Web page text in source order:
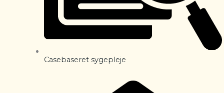
Casebaseret sygepleje